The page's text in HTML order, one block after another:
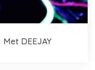
met DEEJAY